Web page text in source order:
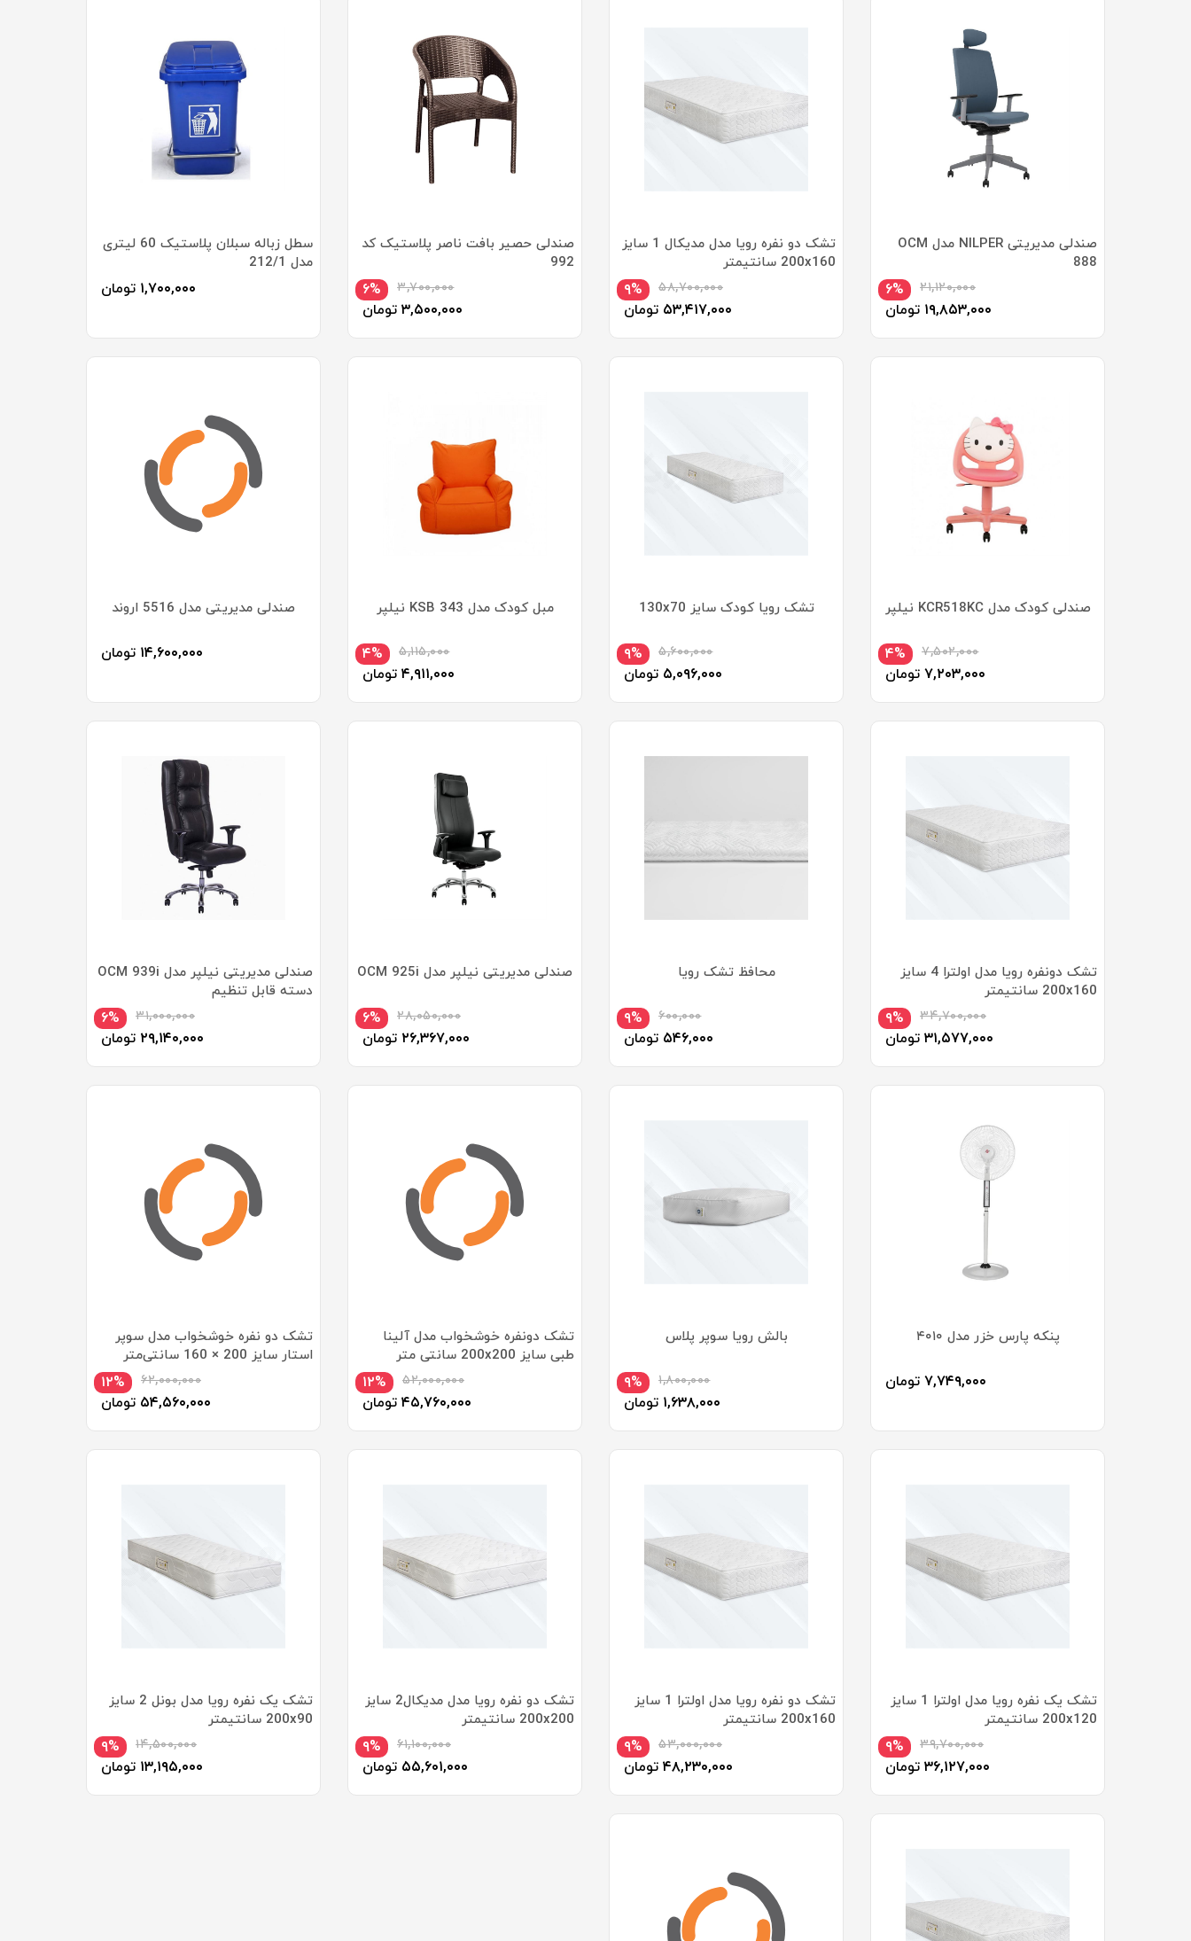
صندلی مدیریتی NILPER مدل OCM
888
۶% ۲۱,۱۲۰,۰۰۰
۱۹,۸۵۳,۰۰۰ تومان
تشک دو نفره رویا مدل مدیکال 1 سایز
200x160 سانتیمتر
۹% ۵۸,۷۰۰,۰۰۰
۵۳,۴۱۷,۰۰۰ تومان
صندلی حصیر بافت ناصر پلاستیک کد
992
۶% ۳,۷۰۰,۰۰۰
۳,۵۰۰,۰۰۰ تومان
سطل زباله سبلان پلاستیک 60 لیتری
مدل 212/1
۱,۷۰۰,۰۰۰ تومان
صندلی کودک مدل KCR518KC نیلپر
۴% ۷,۵۰۲,۰۰۰
۷,۲۰۳,۰۰۰ تومان
تشک رویا کودک سایز 130x70
۹% ۵,۶۰۰,۰۰۰
۵,۰۹۶,۰۰۰ تومان
مبل کودک مدل KSB 343 نیلپر
۴% ۵,۱۱۵,۰۰۰
۴,۹۱۱,۰۰۰ تومان
صندلی مدیریتی مدل 5516 اروند
۱۴,۶۰۰,۰۰۰ تومان
تشک دونفره رویا مدل اولترا 4 سایز
200x160 سانتیمتر
۹% ۳۴,۷۰۰,۰۰۰
۳۱,۵۷۷,۰۰۰ تومان
محافظ تشک رویا
۹% ۶۰۰,۰۰۰
۵۴۶,۰۰۰ تومان
صندلی مديريتی نیلپر مدل OCM 925i
۶% ۲۸,۰۵۰,۰۰۰
۲۶,۳۶۷,۰۰۰ تومان
صندلی مدیریتی نیلپر مدل OCM 939i
دسته قابل تنظیم
۶% ۳۱,۰۰۰,۰۰۰
۲۹,۱۴۰,۰۰۰ تومان
پنکه پارس خزر مدل ۴۰۱۰
۷,۷۴۹,۰۰۰ تومان
بالش رویا سوپر پلاس
۹% ۱,۸۰۰,۰۰۰
۱,۶۳۸,۰۰۰ تومان
تشک دونفره خوشخواب مدل آلینا
طبی سایز 200x200 سانتی متر
۱۲% ۵۲,۰۰۰,۰۰۰
۴۵,۷۶۰,۰۰۰ تومان
تشک دو نفره خوشخواب مدل سوپر
استار سایز 200 × 160 سانتی‌متر
۱۲% ۶۲,۰۰۰,۰۰۰
۵۴,۵۶۰,۰۰۰ تومان
تشک یک نفره رویا مدل اولترا 1 سایز
200x120 سانتیمتر
۹% ۳۹,۷۰۰,۰۰۰
۳۶,۱۲۷,۰۰۰ تومان
تشک دو نفره رویا مدل اولترا 1 سایز
200x160 سانتیمتر
۹% ۵۳,۰۰۰,۰۰۰
۴۸,۲۳۰,۰۰۰ تومان
تشک دو نفره رویا مدل مدیکال2 سایز
200x200 سانتیمتر
۹% ۶۱,۱۰۰,۰۰۰
۵۵,۶۰۱,۰۰۰ تومان
تشک یک نفره رویا مدل بونل 2 سایز
200x90 سانتیمتر
۹% ۱۴,۵۰۰,۰۰۰
۱۳,۱۹۵,۰۰۰ تومان